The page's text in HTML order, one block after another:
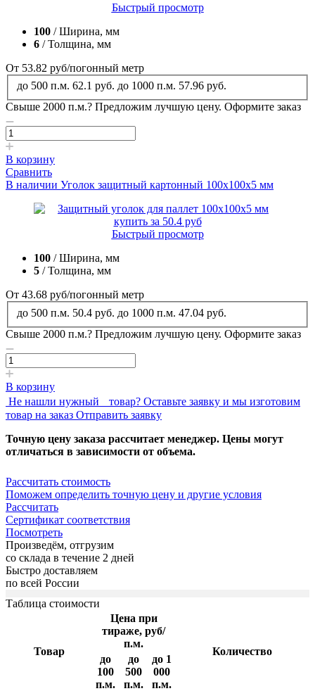
Быстрый просмотр
100 / Ширина, мм
6 / Толщина, мм
От 53.82 руб/погонный метр
до 500 п.м. 62.1 руб. до 1000 п.м. 57.96 руб.
Свыше 2000 п.м.? Предложим лучшую цену. Оформите заказ
В корзину
Сравнить
В наличии Уголок защитный картонный 100x100x5 мм
Быстрый просмотр
100 / Ширина, мм
5 / Толщина, мм
От 43.68 руб/погонный метр
до 500 п.м. 50.4 руб. до 1000 п.м. 47.04 руб.
Свыше 2000 п.м.? Предложим лучшую цену. Оформите заказ
В корзину
Не нашли нужный товар? Оставьте заявку и мы изготовим
товар на заказ Отправить заявку
Точную цену заказа рассчитает менеджер. Цены могут
отличаться в зависимости от объема.
Рассчитать стоимость
Поможем определить точную цену и другие условия
Рассчитать
Сертификат соответствия
Посмотреть
Произведём, отгрузим
со склада в течение 2 дней
Быстро доставляем
по всей России
Таблица стоимости
Товар
Цена при
тираже, руб/
п.м.
Количество
до
100
п.м.
до
500
п.м.
до 1
000
п.м.